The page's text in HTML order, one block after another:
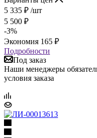
5 335 ₽ /шт
5 500 ₽
-3%
Экономия 165 ₽
Подробности
Под заказ
Наши менеджеры
условия заказа